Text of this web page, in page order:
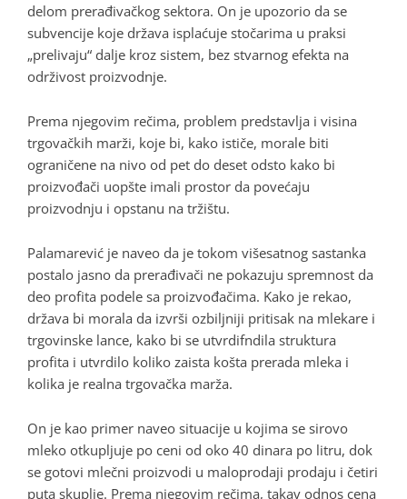
delom prerađivačkog sektora. On je upozorio da se
subvencije koje država isplaćuje stočarima u praksi
„prelivaju“ dalje kroz sistem, bez stvarnog efekta na
održivost proizvodnje.
Prema njegovim rečima, problem predstavlja i visina
trgovačkih marži, koje bi, kako ističe, morale biti
ograničene na nivo od pet do deset odsto kako bi
proizvođači uopšte imali prostor da povećaju
proizvodnju i opstanu na tržištu.
Palamarević je naveo da je tokom višesatnog sastanka
postalo jasno da prerađivači ne pokazuju spremnost da
deo profita podele sa proizvođačima. Kako je rekao,
država bi morala da izvrši ozbiljniji pritisak na mlekare i
trgovinske lance, kako bi se utvrdifndila struktura
profita i utvrdilo koliko zaista košta prerada mleka i
kolika je realna trgovačka marža.
On je kao primer naveo situacije u kojima se sirovo
mleko otkupljuje po ceni od oko 40 dinara po litru, dok
se gotovi mlečni proizvodi u maloprodaji prodaju i četiri
puta skuplje. Prema njegovim rečima, takav odnos cena